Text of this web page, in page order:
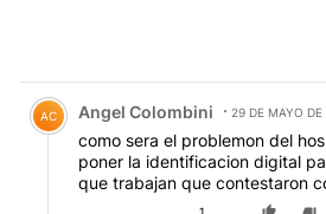
Comentario de Angel Colombini.
AC Angel Colombini 29 DE MAYO
como sera el problemon del
poner la identificacion digital
que trabajan que contestaron